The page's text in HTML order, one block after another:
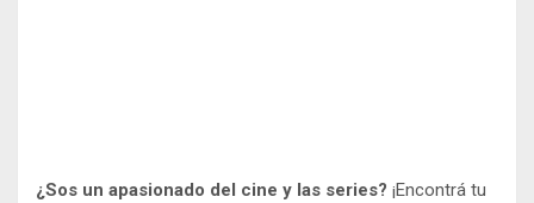
¿Sos un apasionado del cine y las series? ¡Encontrá tu